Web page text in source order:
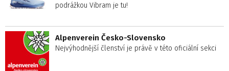
podrážkou Vibram je tu!
Alpenverein Česko-Slovensko
Nejvýhodnější členství je právě v této oficiální sekci